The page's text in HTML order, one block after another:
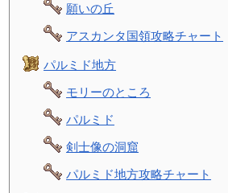
願いの丘
アスカンタ国領攻略チャート
パルミド地方
モリーのところ
パルミド
剣士像の洞窟
パルミド地方攻略チャート